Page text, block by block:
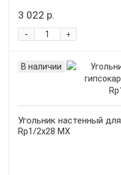
3 022 р.
+
-
В наличии
Угольник настенный
Rp1/2x28 MX